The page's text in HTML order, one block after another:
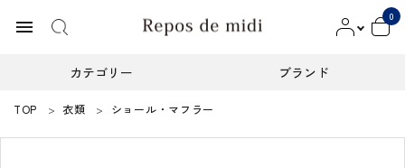
menu
0
カテゴリー ブランド
ACCOUNT MENU
ようこそ ゲスト 様
TOP 衣類 ショール・マフラー